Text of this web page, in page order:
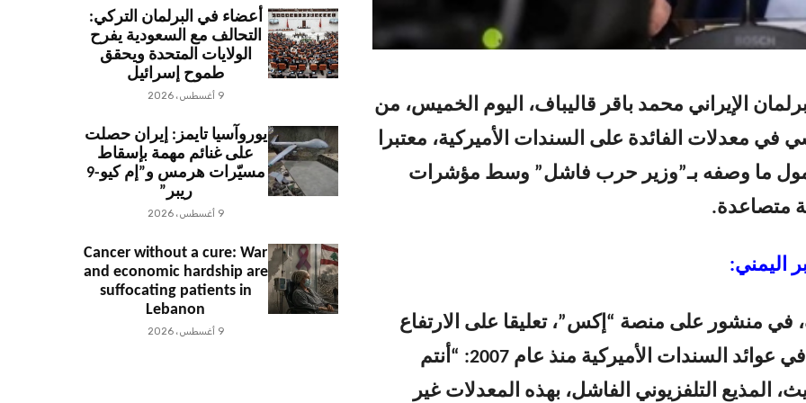
الإيراني محمد باقر قاليباف، اليوم الخميس، من
في معدلات الفائدة على السندات الأميركية، معتبرا
ما وصفه بـ”وزير حرب فاشل” وسط مؤشرات
متصاعدة.
اليمني:
في منشور على منصة “إكس”، تعليقا على الارتفاع
غير المسبوق في عوائد السندات الأميركية منذ عام 2007: “أنتم
المذيع التلفزيوني الفاشل، بهذه المعدلات غير
أعضاء في البرلمان التركي:
التحالف مع السعودية يفرح
الولايات المتحدة ويحقق
طموح إسرائيل
9 أغسطس، 2026
يوروآسيا تايمز: إيران حصلت
على غنائم مهمة بإسقاط
مسيّرات هرمس و”إم كيو-9
ريبر”
9 أغسطس، 2026
Cancer without a cure: War
and economic hardship are
suffocating patients in
Lebanon
9 أغسطس، 2026